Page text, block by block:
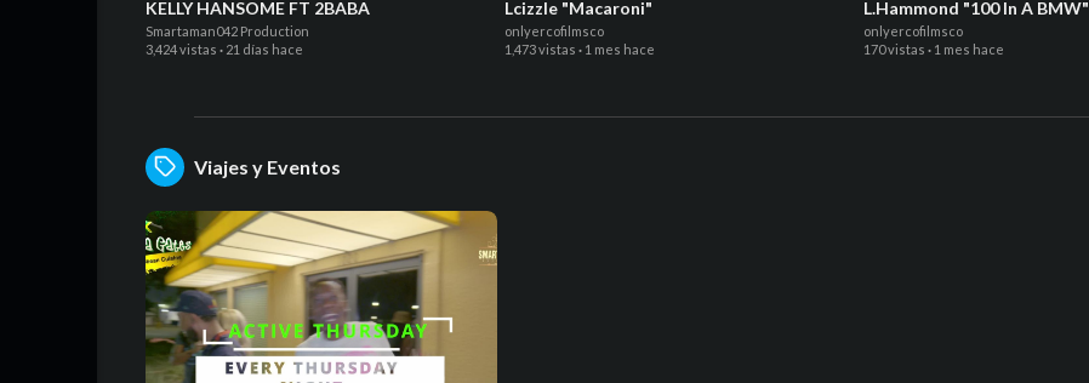
KELLY HANSOME FT 2BABA
Smartaman042 Production
3,424 vistas · 21 días hace
Lcizzle "Macaroni"
onlyercofilmsco
1,473 vistas · 1 mes hace
L.Hammond "100 In A BMW"
onlyercofilmsco
170 vistas · 1 mes hace
Viajes y Eventos